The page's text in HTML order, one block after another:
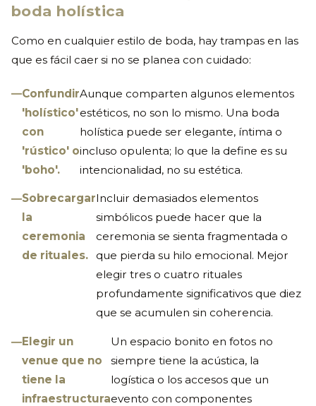
boda holística
Como en cualquier estilo de boda, hay trampas en las
que es fácil caer si no se planea con cuidado:
Confundir
'holístico'
con
'rústico' o
'boho'.
Aunque comparten algunos elementos
estéticos, no son lo mismo. Una boda
holística puede ser elegante, íntima o
incluso opulenta; lo que la define es su
intencionalidad, no su estética.
Sobrecargar
la
ceremonia
de rituales.
Incluir demasiados elementos
simbólicos puede hacer que la
ceremonia se sienta fragmentada o
que pierda su hilo emocional. Mejor
elegir tres o cuatro rituales
profundamente significativos que diez
que se acumulen sin coherencia.
Elegir un
venue que no
tiene la
infraestructura
Un espacio bonito en fotos no
siempre tiene la acústica, la
logística o los accesos que un
evento con componentes